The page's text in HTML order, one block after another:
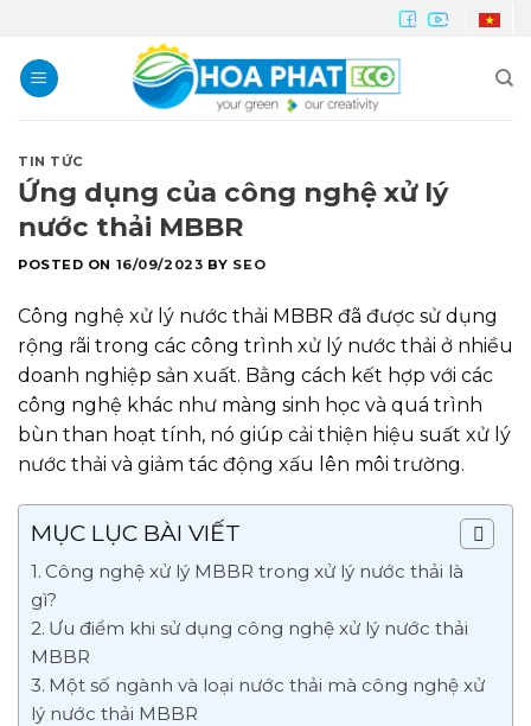
content
TIN TỨC
Ứng dụng của công nghệ xử lý
nước thải MBBR
POSTED ON 16/09/2023 BY SEO
Công nghệ xử lý nước thải MBBR đã được sử dụng
rộng rãi trong các công trình xử lý nước thải ở nhiều
doanh nghiệp sản xuất. Bằng cách kết hợp với các
công nghệ khác như màng sinh học và quá trình
bùn than hoạt tính, nó giúp cải thiện hiệu suất xử lý
nước thải và giảm tác động xấu lên môi trường.
MỤC LỤC BÀI VIẾT
Công nghệ xử lý MBBR trong xử lý nước thải là
gì?
Ưu điểm khi sử dụng công nghệ xử lý nước thải
MBBR
Một số ngành và loại nước thải mà công nghệ xử
lý nước thải MBBR